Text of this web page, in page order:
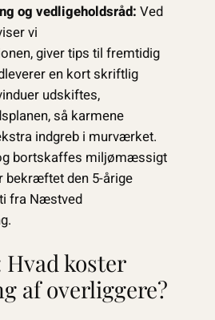
og vedligeholdsråd: Ved
vi
giver tips til fremtidig
en kort skriftlig
udskiftes,
så karmene
indgreb i murværket.
bortskaffes miljømæssigt
bekræftet den 5-årige
fra Næstved
koster
af overliggere?